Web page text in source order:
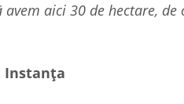
aici 30 de hectare,
Instanța